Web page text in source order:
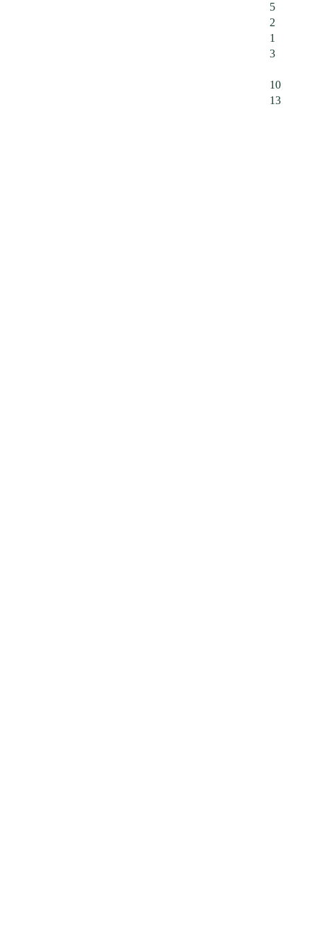
5
2
1
3
10
13